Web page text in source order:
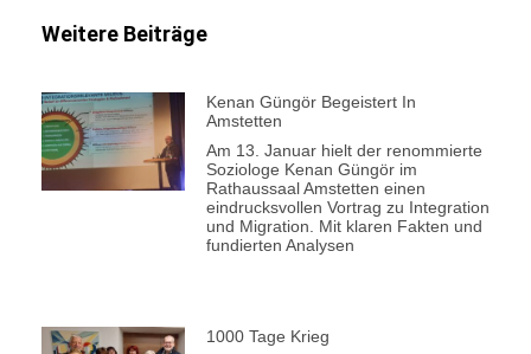
Weitere Beiträge
Kenan Güngör Begeistert In
Amstetten
Am 13. Januar hielt der renommierte
Soziologe Kenan Güngör im
Rathaussaal Amstetten einen
eindrucksvollen Vortrag zu Integration
und Migration. Mit klaren Fakten und
fundierten Analysen
1000 Tage Krieg